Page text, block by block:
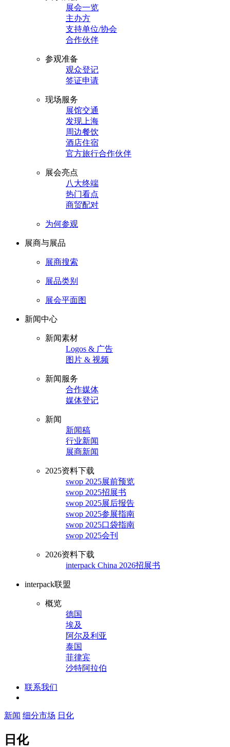
展会一览
主办方
支持单位/协会
合作伙伴
参观准备
观众登记
签证申请
现场服务
展馆交通
发现上海
周边餐饮
酒店住宿
官方旅行合作伙伴
展会亮点
八大终端
热门看点
商贸配对
为何参观
展商与展品
展商搜索
展品类别
展会平面图
新闻中心
新闻素材
Logos & 广告
图片 & 视频
新闻服务
合作媒体
媒体登记
新闻
新闻稿
行业新闻
展商新闻
2025资料下载
swop 2025展前预览
swop 2025招展书
swop 2025展后报告
swop 2025参展指南
swop 2025口袋指南
swop 2025会刊
2026资料下载
interpack China 2026招展书
interpack联盟
概览
德国
埃及
阿尔及利亚
泰国
菲律宾
沙特阿拉伯
联系我们
新闻 细分市场 日化
日化